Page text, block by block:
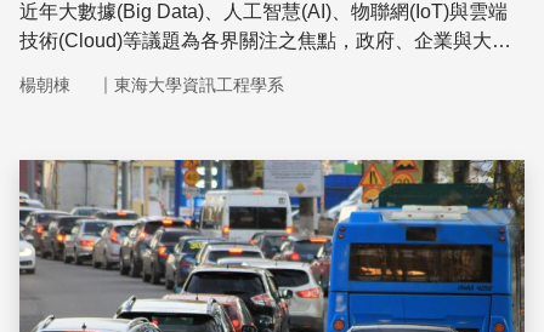
近年大數據(Big Data)、人工智慧(AI)、物聯網(IoT)與雲端
技術(Cloud)等議題為各界關注之焦點，政府、企業與大學
據資料暨應用與資訊服務。本專題演講將介紹東海大學如何
慧校園(Smart Campus)的應用與服務
楊朝棟 ｜ 東海大學資訊工程學系
儲存